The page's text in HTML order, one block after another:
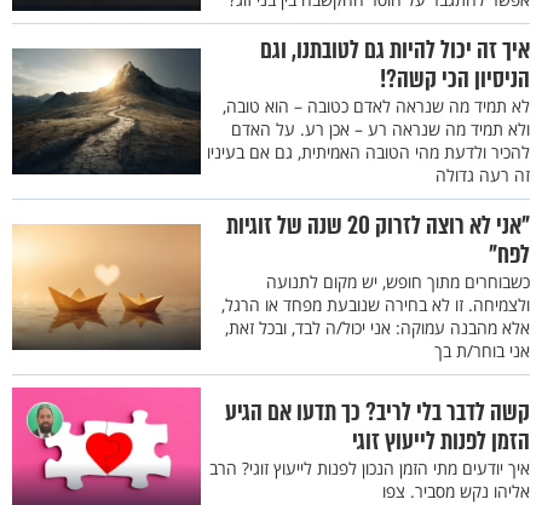
איך זה יכול להיות גם לטובתנו, וגם
הניסיון הכי קשה?!
לא תמיד מה שנראה לאדם כטובה – הוא טובה,
ולא תמיד מה שנראה רע – אכן רע. על האדם
להכיר ולדעת מהי הטובה האמיתית, גם אם בעיניו
זה רעה גדולה
"אני לא רוצה לזרוק 20 שנה של זוגיות
לפח"
כשבוחרים מתוך חופש, יש מקום לתנועה
ולצמיחה. זו לא בחירה שנובעת מפחד או הרגל,
אלא מהבנה עמוקה: אני יכול/ה לבד, ובכל זאת,
אני בוחר/ת בך
קשה לדבר בלי לריב? כך תדעו אם הגיע
הזמן לפנות לייעוץ זוגי
איך יודעים מתי הזמן הנכון לפנות לייעוץ זוגי? הרב
אליהו נקש מסביר. צפו